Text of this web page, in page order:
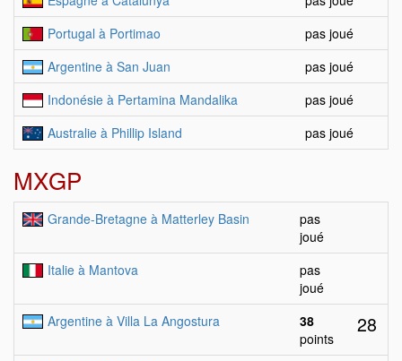
Portugal à Portimao
pas joué
Argentine à San Juan
pas joué
Indonésie à Pertamina Mandalika
pas joué
Australie à Phillip Island
pas joué
MXGP
Grande-Bretagne à Matterley Basin
pas
joué
Italie à Mantova
pas
joué
Argentine à Villa La Angostura
38
points
28